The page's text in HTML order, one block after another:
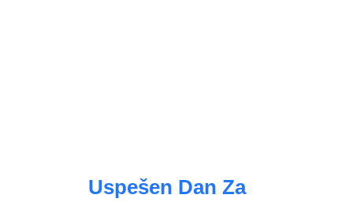
Uspešen Dan Za